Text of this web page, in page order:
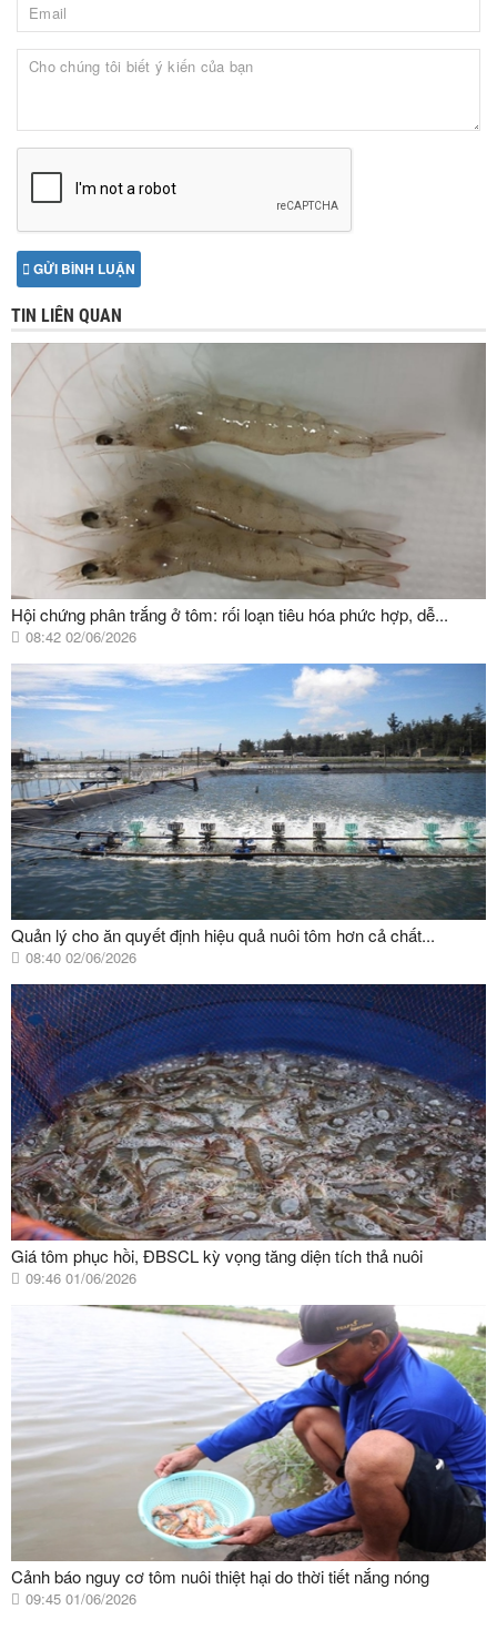
GỬI BÌNH LUẬN
TIN LIÊN QUAN
Hội chứng phân trắng ở tôm: rối loạn tiêu hóa phức hợp, dễ...
08:42 02/06/2026
Quản lý cho ăn quyết định hiệu quả nuôi tôm hơn cả chất...
08:40 02/06/2026
Giá tôm phục hồi, ĐBSCL kỳ vọng tăng diện tích thả nuôi
09:46 01/06/2026
Cảnh báo nguy cơ tôm nuôi thiệt hại do thời tiết nắng nóng
09:45 01/06/2026